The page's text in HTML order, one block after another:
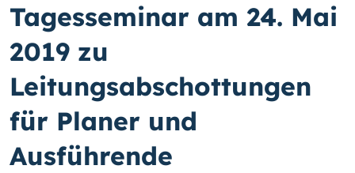
Tagesseminar am 24. Mai
2019 zu
Leitungsabschottungen
für Planer und
Ausführende